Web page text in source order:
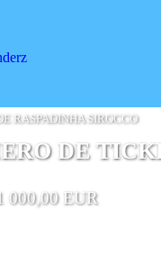
RASPADINHA SIROCCO
DE
000,00 EUR